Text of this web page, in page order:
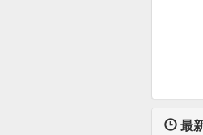
最